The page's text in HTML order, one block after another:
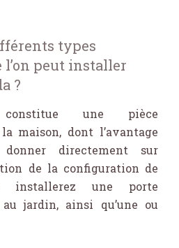
types
l’on peut installer
?
une pièce
maison, dont l’avantage
directement sur
de la configuration de
installerez une porte
jardin, ainsi qu’une ou